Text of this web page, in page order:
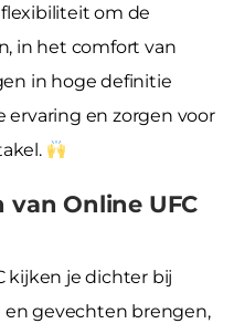
om de
in het comfort van
in hoge definitie
ervaring en zorgen voor
Online UFC
kijken je dichter bij
gevechten brengen,